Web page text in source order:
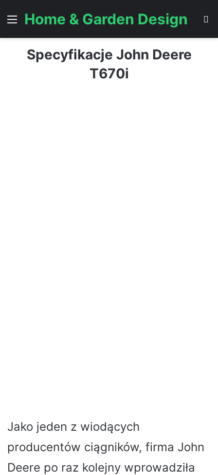
Menu
Home & Garden Design
Specyfikacje John Deere
T670i
Jako jeden z wiodących
producentów ciągników, firma John
Deere po raz kolejny wprowadziła